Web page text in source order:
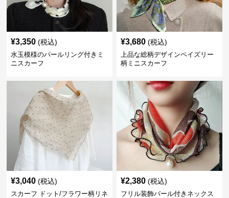
¥3,350 (税込)
水玉模様のパールリング付きミ
ニスカーフ
¥3,680 (税込)
上品な総柄デザインペイズリー
柄ミニスカーフ
¥3,040 (税込)
スカーフ ドット/フラワー柄リネ
¥2,380 (税込)
フリル装飾パール付きネックス